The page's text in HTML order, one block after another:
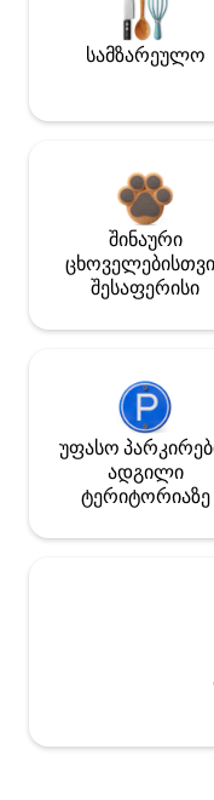
სამზარეულო
შინაური
შესაფერისი
უფასო
ადგილი
ტერიტორიაზე